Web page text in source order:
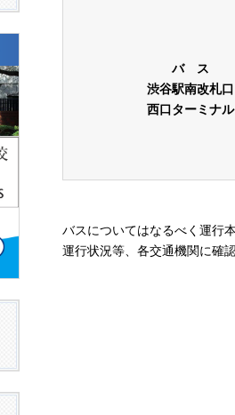
バ ス
渋谷駅南改札口
西口ターミナル
バスについてはなるべく運行
運行状況等、各交通機関に確